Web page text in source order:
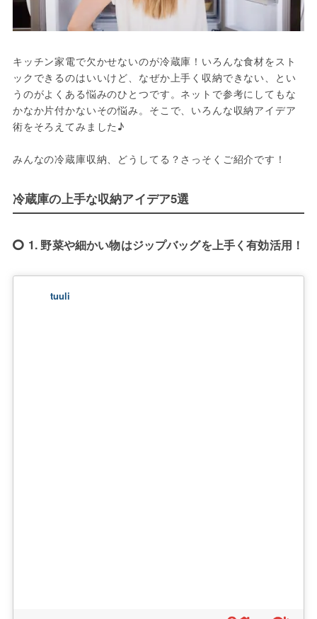
キッチン家電で欠かせないのが冷蔵庫！いろんな食材をスト
ックできるのはいいけど、なぜか上手く収納できない、とい
うのがよくある悩みのひとつです。ネットで参考にしてもな
かなか片付かないその悩み。そこで、いろんな収納アイデア
術をそろえてみました♪
みんなの冷蔵庫収納、どうしてる？さっそくご紹介です！
冷蔵庫の上手な収納アイデア5選
1. 野菜や細かい物はジップバッグを上手く有効活用！
tuuli